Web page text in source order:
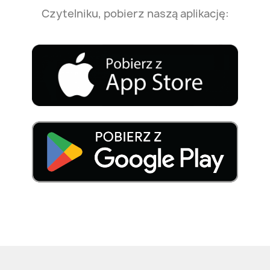
Czytelniku, pobierz naszą aplikację: